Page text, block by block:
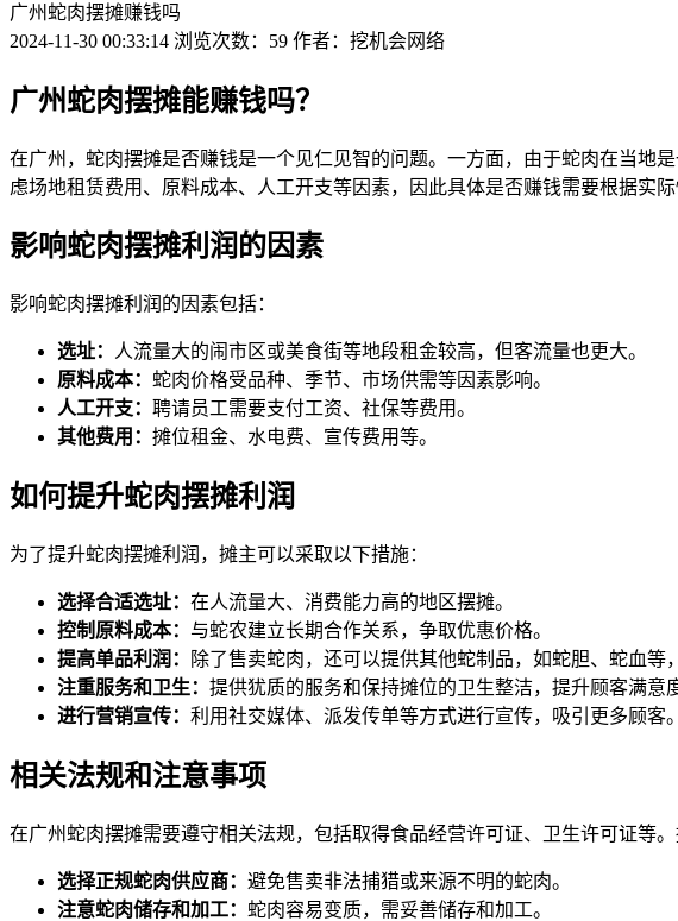
广州蛇肉摆摊赚钱吗
2024-11-30 00:33:14 浏览次数：59 作者：挖机会网络
广州蛇肉摆摊能赚钱吗？
在广州，蛇肉摆摊是否赚钱是一个见仁见智的问题。一方面，由于蛇肉在当地
虑场地租赁费用、原料成本、人工开支等因素，因此具体是否赚钱需要根据实际
影响蛇肉摆摊利润的因素
影响蛇肉摆摊利润的因素包括：
选址：
人流量大的闹市区或美食街等地段租金较高，但客流量也更大。
原料成本： 蛇肉价格受品种、季节、市场供需等因素影响。
人工开支： 聘请员工需要支付工资、社保等费用。
其他费用： 摊位租金、水电费、宣传费用等。
如何提升蛇肉摆摊利润
为了提升蛇肉摆摊利润，摊主可以采取以下措施：
选择合适选址： 在人流量大、消费能力高的地区摆摊。
控制原料成本： 与蛇农建立长期合作关系，争取优惠价格。
提高单品利润：
除了售卖蛇肉，还可以提供其他蛇制品，如蛇胆、蛇血等
注重服务和卫生： 提供犹质的服务和保持摊位的卫生整洁，提升顾客满意
进行营销宣传： 利用社交媒体、派发传单等方式进行宣传，吸引更多顾客。
相关法规和注意事项
在广州蛇肉摆摊需要遵守相关法规，包括取得食品经营许可证、卫生许可证等。
选择正规蛇肉供应商： 避免售卖非法捕猎或来源不明的蛇肉。
注意蛇肉储存和加工： 蛇肉容易变质，需妥善储存和加工。